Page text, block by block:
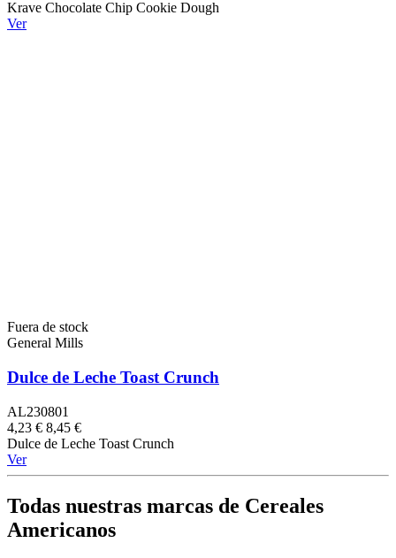
Krave Chocolate Chip Cookie Dough
Ver
Fuera de stock
General Mills
Dulce de Leche Toast Crunch
AL230801
4,23 € 8,45 €
Dulce de Leche Toast Crunch
Ver
Todas nuestras marcas de Cereales
Americanos